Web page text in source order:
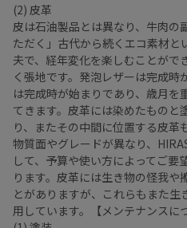
(2) 皮革
皮は石油製品とは異なり、牛肉の
ただく」古代から続くエコ素材と
夫で、経年変化を楽しむことがで
く張地です。発泡レザーは完成
は完成時が始まりであり、歳月を
てきます。皮革には染めたものと
り、またその中間に位置する皮
物質面やグレードが異なり、
して、予算や使い方によってご
ります。皮革には生き物の怪我や
とがありますが、これらもまた
用しています。【メンテナンスに